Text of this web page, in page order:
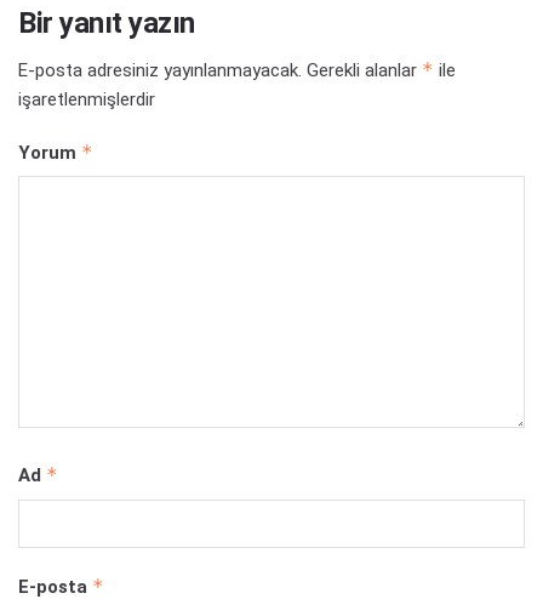
Bir yanıt yazın
E-posta adresiniz yayınlanmayacak. Gerekli alanlar * ile
işaretlenmişlerdir
Yorum *
Ad *
E-posta *